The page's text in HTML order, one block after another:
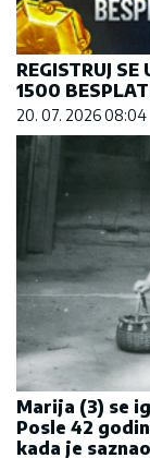
REGISTRUJ
1500
20. 07. 2026 08:04
Marija (3) se
Posle 42
kada je